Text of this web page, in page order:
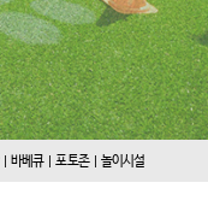
| 바베큐 | 포토존 | 놀이시설